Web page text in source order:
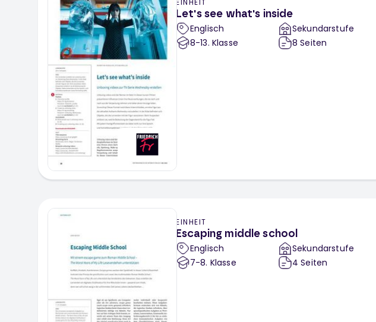
EINHEIT
Let's see what's inside
Englisch
8-13. Klasse
Sekundarstufe
8 Seiten
EINHEIT
Escaping middle school
Englisch
7-8. Klasse
Sekundarstufe
4 Seiten